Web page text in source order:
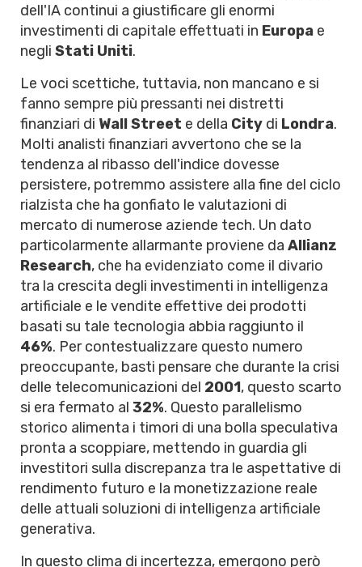
dell'IA continui a giustificare gli enormi
investimenti di capitale effettuati in Europa e
negli Stati Uniti.
Le voci scettiche, tuttavia, non mancano e si
fanno sempre più pressanti nei distretti
finanziari di Wall Street e della City di Londra.
Molti analisti finanziari avvertono che se la
tendenza al ribasso dell'indice dovesse
persistere, potremmo assistere alla fine del ciclo
rialzista che ha gonfiato le valutazioni di
mercato di numerose aziende tech. Un dato
particolarmente allarmante proviene da Allianz
Research, che ha evidenziato come il divario
tra la crescita degli investimenti in intelligenza
artificiale e le vendite effettive dei prodotti
basati su tale tecnologia abbia raggiunto il
46%. Per contestualizzare questo numero
preoccupante, basti pensare che durante la crisi
delle telecomunicazioni del 2001, questo scarto
si era fermato al 32%. Questo parallelismo
storico alimenta i timori di una bolla speculativa
pronta a scoppiare, mettendo in guardia gli
investitori sulla discrepanza tra le aspettative di
rendimento futuro e la monetizzazione reale
delle attuali soluzioni di intelligenza artificiale
generativa.
In questo clima di incertezza, emergono però